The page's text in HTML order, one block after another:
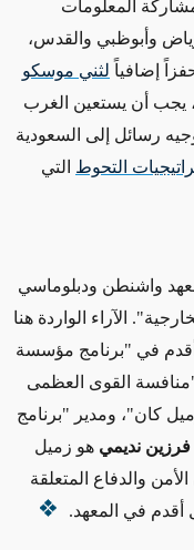
المعلومات
وأبوظبي والقدس،
إضافياً لثني موسكو
يجب أن يستعين الغرب
رسائل إلى السعودية
التحوط التي
واشنطن ودبلوماسي
الآراء الواردة هنا
في "برنامج مؤسسة
"منافسة القوى العظمى
كان"، ومدير "برنامج
فرزين نديمي هو زميل
والدفاع المتعلقة
أقدم في المعهد.